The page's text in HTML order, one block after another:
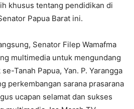
khusus tentang pendidikan di
Papua Barat ini.
Senator Filep Wamafma
multimedia untuk mengundang
Tanah Papua, Yan. P. Yarangga
perkembangan sarana prasarana
ucapan selamat dan sukses